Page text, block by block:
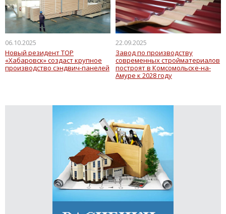
06.10.2025
Новый резидент ТОР
«Хабаровск» создаст крупное
производство сэндвич-панелей
22.09.2025
Завод по производству
современных стройматериалов
построят в Комсомольске-на-
Амуре к 2028 году